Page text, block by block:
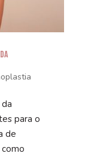
para o
de